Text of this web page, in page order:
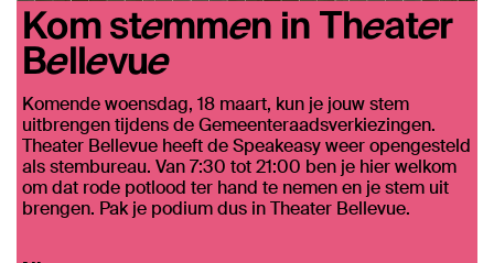
Kom stemmen in Theater
Bellevue
Komende woensdag, 18 maart, kun je jouw stem
uitbrengen tijdens de Gemeenteraadsverkiezingen.
Theater Bellevue heeft de Speakeasy weer opengesteld
als stembureau. Van 7:30 tot 21:00 ben je hier welkom
om dat rode potlood ter hand te nemen en je stem uit
brengen. Pak je podium dus in Theater Bellevue.